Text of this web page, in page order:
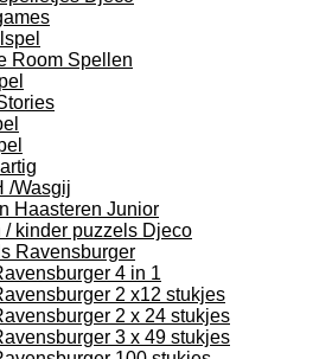
Room Spellen
/Wasgij
Haasteren Junior
/ kinder puzzels Djeco
Ravensburger
4 in 1
2 x12 stukjes
2 x 24 stukjes
3 x 49 stukjes